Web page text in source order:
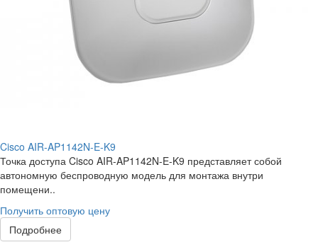
Cisco AIR-AP1142N-E-K9
Точка доступа Cisco AIR-AP1142N-E-K9 представляет собой
автономную беспроводную модель для монтажа внутри
помещени..
Получить оптовую цену
Подробнее